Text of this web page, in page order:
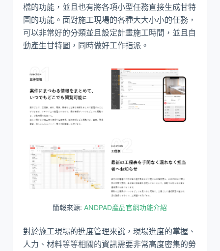
檔的功能，並且也有將各項小型任務直接生成甘特
圖的功能。面對施工現場的各種大大小小的任務，
可以非常好的分類並且設定計畫施工時間，並且自
動產生甘特圖，同時做好工作指派。
簡報來源: ANDPAD產品官網功能介紹
對於施工現場的進度管理來說，現場進度的掌握、
人力、材料等等相關的資訊需要非常高度密集的勞